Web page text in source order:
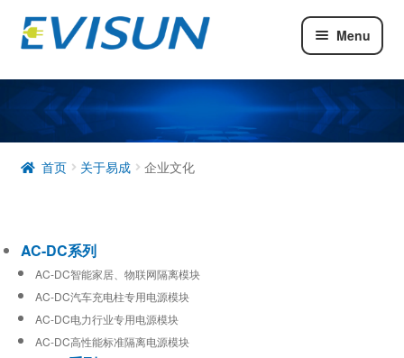
Menu
DC-DC系列
工业通信模块
首页 关于易成 企业文化
AC-DC系列
AC-DC智能家居、物联网隔离模块
AC-DC汽车充电柱专用电源模块
AC-DC电力行业专用电源模块
AC-DC高性能标准隔离电源模块